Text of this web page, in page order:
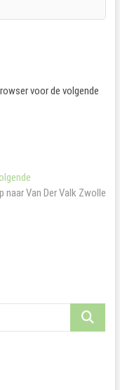
voor de volgende
bericht:
naar Van Der Valk Zwolle
Zoeken